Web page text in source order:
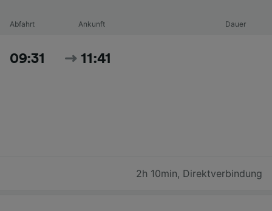
Abfahrt Ankunft Dauer
09:31 11:41
2h 10min, Direktverbindung